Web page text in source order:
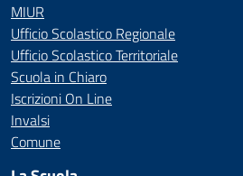
MIUR
Ufficio Scolastico Regionale
Ufficio Scolastico Territoriale
Scuola in Chiaro
Iscrizioni On Line
Invalsi
Comune